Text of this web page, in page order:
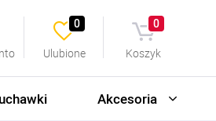
Ulubione
0
Koszyk
0
Akcesoria